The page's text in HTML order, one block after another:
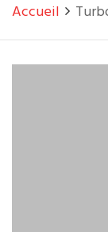
Accueil